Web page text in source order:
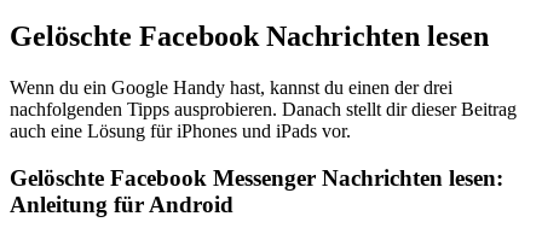
Gelöschte Facebook Nachrichten lesen
Wenn du ein Google Handy hast, kannst du einen der drei
nachfolgenden Tipps ausprobieren. Danach stellt dir dieser Beitrag
auch eine Lösung für iPhones und iPads vor.
Gelöschte Facebook Messenger Nachrichten lesen:
Anleitung für Android